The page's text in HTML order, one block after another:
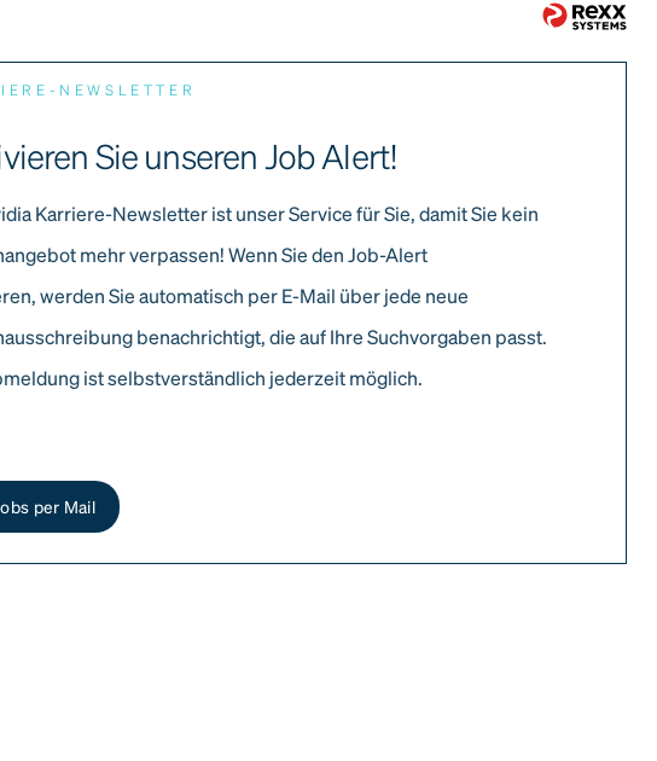
NEWSLETTER
Sie unseren Job Alert!
Karriere-Newsletter ist unser Service für Sie, damit Sie kein
mehr verpassen! Wenn Sie den Job-Alert
werden Sie automatisch per E-Mail über jede neue
benachrichtigt, die auf Ihre Suchvorgaben passt.
ist selbstverständlich jederzeit möglich.
per Mail